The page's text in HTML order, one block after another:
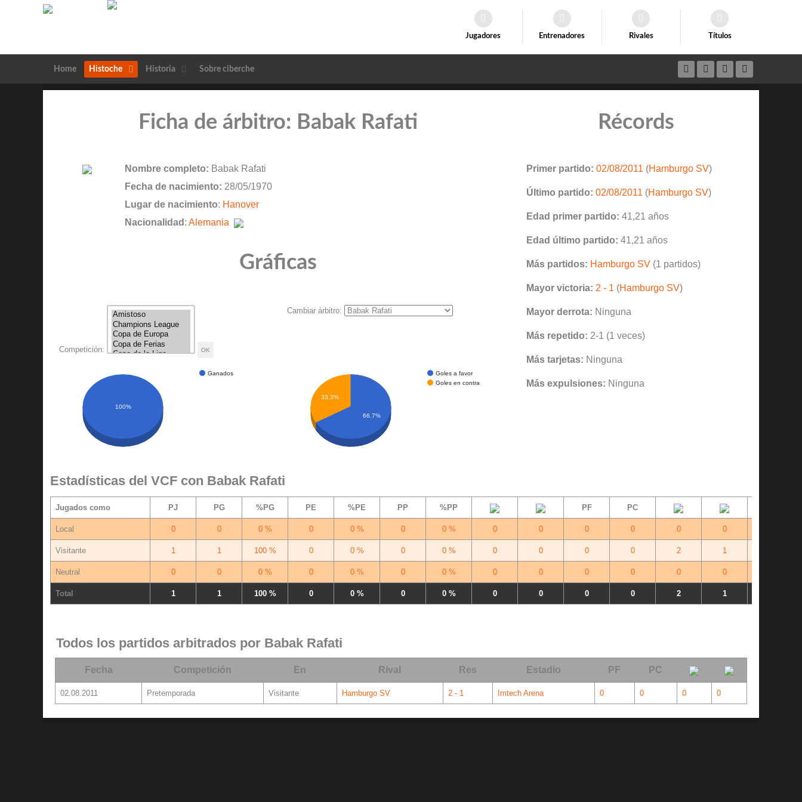
Jugadores Entrenadores Rivales Títulos
Home Histoche Historia Sobre ciberche
Ficha de árbitro: Babak Rafati
Nombre completo: Babak Rafati
Fecha de nacimiento: 28/05/1970
Lugar de nacimiento: Hanover
Nacionalidad : Alemania
Gráficas
Competición:
Cambiar árbitro:
Ganados
100%
Goles a favor
Goles en contra
33.3%
66.7%
Récords
Primer partido: 02/08/2011 (Hamburgo SV)
Último partido: 02/08/2011 (Hamburgo SV)
Edad primer partido: 41,21 años
Edad último partido: 41,21 años
Más partidos: Hamburgo SV(1 partidos)
Mayor victoria: 2 - 1 (Hamburgo SV)
Mayor derrota: Ninguna
Más repetido: 2-1 (1 veces)
Más tarjetas: Ninguna
Más expulsiones: Ninguna
Estadísticas del VCF con Babak Rafati
Jugados como PJ PG %PG PE %PE PP %PP PF PC
Local 0 0 0 % 0 0 % 0 0 % 0 0 0 0 0 0
Visitante 1 1 100 % 0 0 % 0 0 % 0 0 0 0 2 1
Neutral 0 0 0 % 0 0 % 0 0 % 0 0 0 0 0 0
Total 1 1 100 % 0 0 % 0 0 % 0 0 0 0 2 1
Todos los partidos arbitrados por Babak Rafati
Fecha Competición En Rival Res Estadio PF PC
02.08.2011 Pretemporada Visitante Hamburgo SV 2 - 1 Imtech Arena 0 0 0 0